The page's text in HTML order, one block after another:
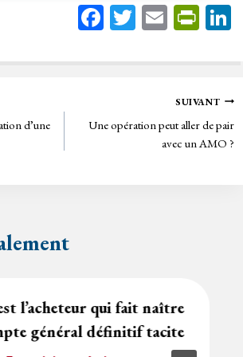
Fa
bo
T
tt
E
ail
Pr
tF
rie
n
dl
d’une
SUIVANT
Une opération peut aller de pair
avec un AMO ?
l’acheteur qui fait naître
général définitif tacite